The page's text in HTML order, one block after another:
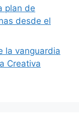
plan de
desde el
la vanguardia
Creativa